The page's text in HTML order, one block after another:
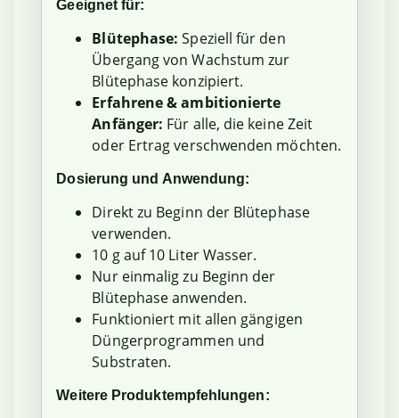
Geeignet für:
Blütephase: Speziell für den
Übergang von Wachstum zur
Blütephase konzipiert.
Erfahrene & ambitionierte
Anfänger: Für alle, die keine Zeit
oder Ertrag verschwenden möchten.
Dosierung und Anwendung:
Direkt zu Beginn der Blütephase
verwenden.
10 g auf 10 Liter Wasser.
Nur einmalig zu Beginn der
Blütephase anwenden.
Funktioniert mit allen gängigen
Düngerprogrammen und
Substraten.
Weitere Produktempfehlungen: